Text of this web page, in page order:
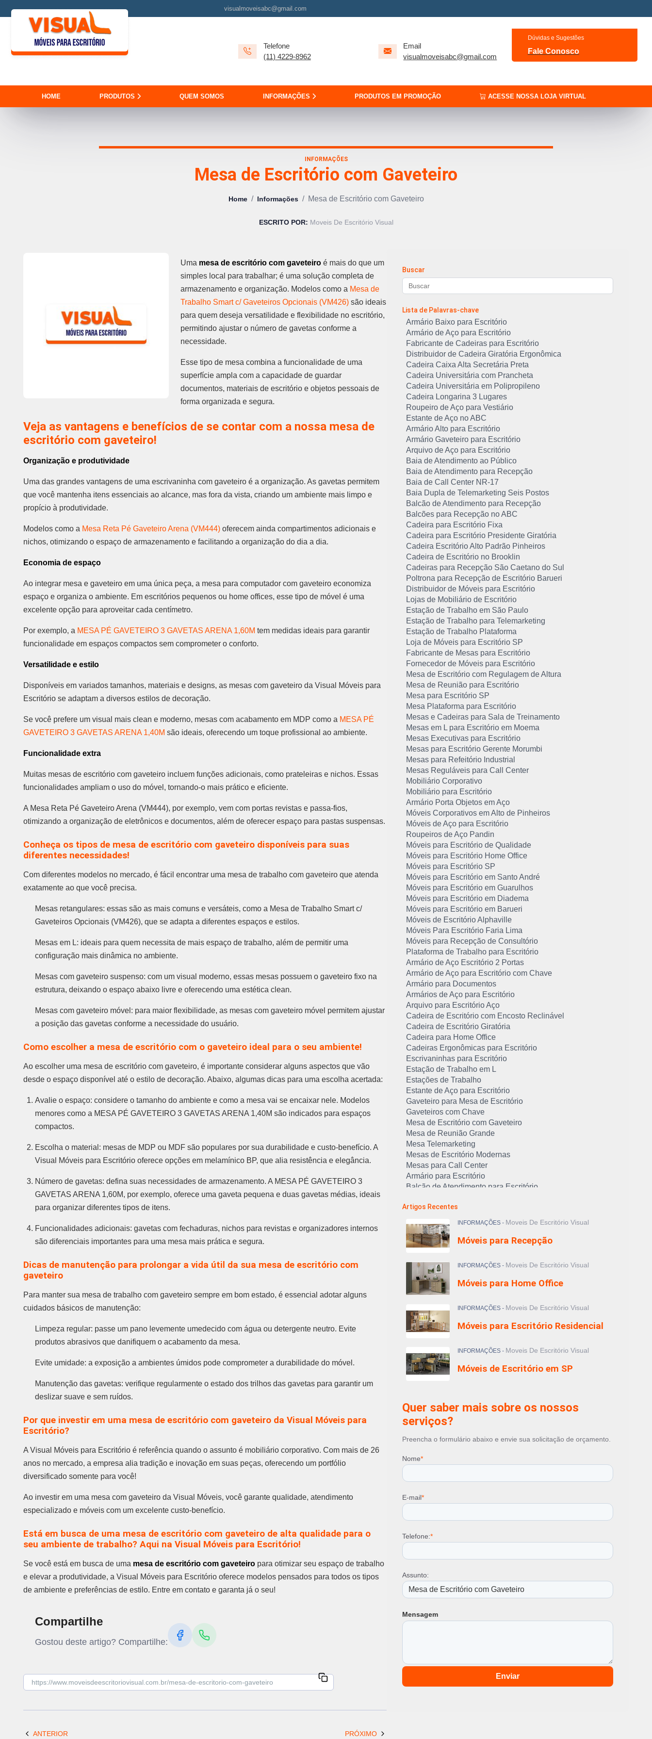
visualmoveisabc@gmail.com
Telefone
(11) 4229-8962
Email
visualmoveisabc@gmail.com
Dúvidas e Sugestões
Fale Conosco
HOME PRODUTOS QUEM SOMOS INFORMAÇÕES PRODUTOS EM PROMOÇÃO ACESSE NOSSA LOJA VIRTUAL
INFORMAÇÕES
Mesa de Escritório com Gaveteiro
Home / Informações / Mesa de Escritório com Gaveteiro
ESCRITO POR: Moveis De Escritório Visual
Uma mesa de escritório com gaveteiro é mais do que um
simples local para trabalhar; é uma solução completa de
armazenamento e organização. Modelos como a Mesa de
Trabalho Smart c/ Gaveteiros Opcionais (VM426) são ideais
para quem deseja versatilidade e flexibilidade no escritório,
permitindo ajustar o número de gavetas conforme a
necessidade.
Esse tipo de mesa combina a funcionalidade de uma
superfície ampla com a capacidade de guardar
documentos, materiais de escritório e objetos pessoais de
forma organizada e segura.
Veja as vantagens e benefícios de se contar com a nossa mesa de
escritório com gaveteiro!
Organização e produtividade
Uma das grandes vantagens de uma escrivaninha com gaveteiro é a organização. As gavetas permitem
que você mantenha itens essenciais ao alcance, mas fora da vista, criando um ambiente mais limpo e
propício à produtividade.
Modelos como a Mesa Reta Pé Gaveteiro Arena (VM444) oferecem ainda compartimentos adicionais e
nichos, otimizando o espaço de armazenamento e facilitando a organização do dia a dia.
Economia de espaço
Ao integrar mesa e gaveteiro em uma única peça, a mesa para computador com gaveteiro economiza
espaço e organiza o ambiente. Em escritórios pequenos ou home offices, esse tipo de móvel é uma
excelente opção para aproveitar cada centímetro.
Por exemplo, a MESA PÉ GAVETEIRO 3 GAVETAS ARENA 1,60M tem medidas ideais para garantir
funcionalidade em espaços compactos sem comprometer o conforto.
Versatilidade e estilo
Disponíveis em variados tamanhos, materiais e designs, as mesas com gaveteiro da Visual Móveis para
Escritório se adaptam a diversos estilos de decoração.
Se você prefere um visual mais clean e moderno, mesas com acabamento em MDP como a MESA PÉ
GAVETEIRO 3 GAVETAS ARENA 1,40M são ideais, oferecendo um toque profissional ao ambiente.
Funcionalidade extra
Muitas mesas de escritório com gaveteiro incluem funções adicionais, como prateleiras e nichos. Essas
funcionalidades ampliam o uso do móvel, tornando-o mais prático e eficiente.
A Mesa Reta Pé Gaveteiro Arena (VM444), por exemplo, vem com portas revistas e passa-fios,
otimizando a organização de eletrônicos e documentos, além de oferecer espaço para pastas suspensas.
Conheça os tipos de mesa de escritório com gaveteiro disponíveis para suas
diferentes necessidades!
Com diferentes modelos no mercado, é fácil encontrar uma mesa de trabalho com gaveteiro que atenda
exatamente ao que você precisa.
Mesas retangulares: essas são as mais comuns e versáteis, como a Mesa de Trabalho Smart c/
Gaveteiros Opcionais (VM426), que se adapta a diferentes espaços e estilos.
Mesas em L: ideais para quem necessita de mais espaço de trabalho, além de permitir uma
configuração mais dinâmica no ambiente.
Mesas com gaveteiro suspenso: com um visual moderno, essas mesas possuem o gaveteiro fixo na
estrutura, deixando o espaço abaixo livre e oferecendo uma estética clean.
Mesas com gaveteiro móvel: para maior flexibilidade, as mesas com gaveteiro móvel permitem ajustar
a posição das gavetas conforme a necessidade do usuário.
Como escolher a mesa de escritório com o gaveteiro ideal para o seu ambiente!
Ao escolher uma mesa de escritório com gaveteiro, é importante considerar alguns aspectos que vão
desde o espaço disponível até o estilo de decoração. Abaixo, algumas dicas para uma escolha acertada:
Avalie o espaço: considere o tamanho do ambiente e como a mesa vai se encaixar nele. Modelos
menores como a MESA PÉ GAVETEIRO 3 GAVETAS ARENA 1,40M são indicados para espaços
compactos.
Escolha o material: mesas de MDP ou MDF são populares por sua durabilidade e custo-benefício. A
Visual Móveis para Escritório oferece opções em melamínico BP, que alia resistência e elegância.
Número de gavetas: defina suas necessidades de armazenamento. A MESA PÉ GAVETEIRO 3
GAVETAS ARENA 1,60M, por exemplo, oferece uma gaveta pequena e duas gavetas médias, ideais
para organizar diferentes tipos de itens.
Funcionalidades adicionais: gavetas com fechaduras, nichos para revistas e organizadores internos
são diferenciais importantes para uma mesa mais prática e segura.
Dicas de manutenção para prolongar a vida útil da sua mesa de escritório com
gaveteiro
Para manter sua mesa de trabalho com gaveteiro sempre em bom estado, é essencial adotar alguns
cuidados básicos de manutenção:
Limpeza regular: passe um pano levemente umedecido com água ou detergente neutro. Evite
produtos abrasivos que danifiquem o acabamento da mesa.
Evite umidade: a exposição a ambientes úmidos pode comprometer a durabilidade do móvel.
Manutenção das gavetas: verifique regularmente o estado dos trilhos das gavetas para garantir um
deslizar suave e sem ruídos.
Por que investir em uma mesa de escritório com gaveteiro da Visual Móveis para
Escritório?
A Visual Móveis para Escritório é referência quando o assunto é mobiliário corporativo. Com mais de 26
anos no mercado, a empresa alia tradição e inovação em suas peças, oferecendo um portfólio
diversificado somente para você!
Ao investir em uma mesa com gaveteiro da Visual Móveis, você garante qualidade, atendimento
especializado e móveis com um excelente custo-benefício.
Está em busca de uma mesa de escritório com gaveteiro de alta qualidade para o
seu ambiente de trabalho? Aqui na Visual Móveis para Escritório!
Se você está em busca de uma mesa de escritório com gaveteiro para otimizar seu espaço de trabalho
e elevar a produtividade, a Visual Móveis para Escritório oferece modelos pensados para todos os tipos
de ambiente e preferências de estilo. Entre em contato e garanta já o seu!
Compartilhe
Gostou deste artigo? Compartilhe:
ANTERIOR PRÓXIMO
Buscar
Lista de Palavras-chave
Armário Baixo para Escritório
Armário de Aço para Escritório
Fabricante de Cadeiras para Escritório
Distribuidor de Cadeira Giratória Ergonômica
Cadeira Caixa Alta Secretária Preta
Cadeira Universitária com Prancheta
Cadeira Universitária em Polipropileno
Cadeira Longarina 3 Lugares
Roupeiro de Aço para Vestiário
Estante de Aço no ABC
Armário Alto para Escritório
Armário Gaveteiro para Escritório
Arquivo de Aço para Escritório
Baia de Atendimento ao Público
Baia de Atendimento para Recepção
Baia de Call Center NR-17
Baia Dupla de Telemarketing Seis Postos
Balcão de Atendimento para Recepção
Balcões para Recepção no ABC
Cadeira para Escritório Fixa
Cadeira para Escritório Presidente Giratória
Cadeira Escritório Alto Padrão Pinheiros
Cadeira de Escritório no Brooklin
Cadeiras para Recepção São Caetano do Sul
Poltrona para Recepção de Escritório Barueri
Distribuidor de Móveis para Escritório
Lojas de Mobiliário de Escritório
Estação de Trabalho em São Paulo
Estação de Trabalho para Telemarketing
Estação de Trabalho Plataforma
Loja de Móveis para Escritório SP
Fabricante de Mesas para Escritório
Fornecedor de Móveis para Escritório
Mesa de Escritório com Regulagem de Altura
Mesa de Reunião para Escritório
Mesa para Escritório SP
Mesa Plataforma para Escritório
Mesas e Cadeiras para Sala de Treinamento
Mesas em L para Escritório em Moema
Mesas Executivas para Escritório
Mesas para Escritório Gerente Morumbi
Mesas para Refeitório Industrial
Mesas Reguláveis para Call Center
Mobiliário Corporativo
Mobiliário para Escritório
Armário Porta Objetos em Aço
Móveis Corporativos em Alto de Pinheiros
Móveis de Aço para Escritório
Roupeiros de Aço Pandin
Móveis para Escritório de Qualidade
Móveis para Escritório Home Office
Móveis para Escritório SP
Móveis para Escritório em Santo André
Móveis para Escritório em Guarulhos
Móveis para Escritório em Diadema
Móveis para Escritório em Barueri
Móveis de Escritório Alphaville
Móveis Para Escritório Faria Lima
Móveis para Recepção de Consultório
Plataforma de Trabalho para Escritório
Armário de Aço Escritório 2 Portas
Armário de Aço para Escritório com Chave
Armário para Documentos
Armários de Aço para Escritório
Arquivo para Escritório Aço
Cadeira de Escritório com Encosto Reclinável
Cadeira de Escritório Giratória
Cadeira para Home Office
Cadeiras Ergonômicas para Escritório
Escrivaninhas para Escritório
Estação de Trabalho em L
Estações de Trabalho
Estante de Aço para Escritório
Gaveteiro para Mesa de Escritório
Gaveteiros com Chave
Mesa de Escritório com Gaveteiro
Mesa de Reunião Grande
Mesa Telemarketing
Mesas de Escritório Modernas
Mesas para Call Center
Armário para Escritório
Balcão de Atendimento para Escritório
Empresa de Móveis para Escritório
Estação de Trabalho para Escritório
Estantes de Aço para Escritório
Lojas de Móveis para Escritório no ABC
Longarinas para Auditório
Longarinas para Escritório
Longarinas para Recepção
Melhores Cadeiras de Escritório
Melhores Cadeiras Ergonômicas para Home Office
Mesas para Escritório
Mobiliário de Escritório
Mobiliário Ergonômico para Escritório
Móveis de Escritório em SP
Móveis para Escritório Residencial
Móveis para Home Office
Artigos Recentes
INFORMAÇÕES - Moveis De Escritório Visual
Móveis para Recepção
INFORMAÇÕES - Moveis De Escritório Visual
Móveis para Home Office
INFORMAÇÕES - Moveis De Escritório Visual
Móveis para Escritório Residencial
INFORMAÇÕES - Moveis De Escritório Visual
Móveis de Escritório em SP
Quer saber mais sobre os nossos
serviços?
Preencha o formulário abaixo e envie sua solicitação de orçamento.
Nome*
E-mail*
Telefone:*
Assunto:
Mensagem
Enviar